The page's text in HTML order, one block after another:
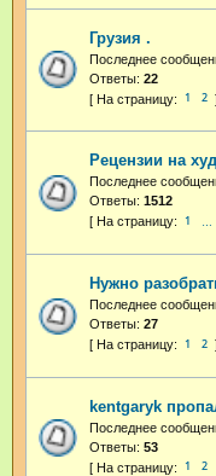
Грузия .
Последнее
Ответы: 22
1 2
Рецензии на
Последнее
Ответы: 1512
1
Нужно
Последнее
Ответы: 27
1 2
kentgaryk
Последнее
Ответы: 53
1 2